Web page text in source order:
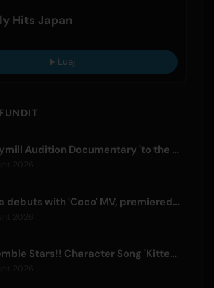
Hits Japan
Luaj
moxymill Audition Documentary 'to the nex7' Episode 1 Released
kiOra debuts with 'Coco' MV, premiered at HEAD IN THE CLOUDS LA
Ensemble Stars!! Character Song 'Kitten Homie' by Ritsu Sakuma Releases Worldwide